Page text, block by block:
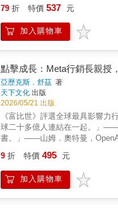
Herman「慶幸能夠跟上林郁棠
師的妙筆深層提點，更加看懂
見文字的，是會指路的人。」——
近業界的方式，帶你一次掌握網
戲行銷、AR/VR、元宇宙與數據
新增了 Google Gemini 內容，
示範解析數位行銷商機趨勢✔ 應
的圖像影音✔ 嚴選經典行銷案例
彩篇幅】🔸 網路行銷的必修黃金
攻略🔸 流量變現金的電商網站與
買氣紅不讓的影音搶錢行銷🔸
案企劃——打造集客瘋潮的遊戲
適用於對網路行銷感興趣的讀者
79 折 特價 537 元
加入購物車
點擊成長：Meta行銷長親授
亞歷克斯．舒茲 著
天下文化 出版
2026/05/21 出版
《富比世》評選全球最具影響
球二十多億人連結在一起。」
書。」——山姆．奧特曼，
驗往往也無法複製。行銷人不需
這樣的指南。作者亞歷克斯．舒
到高速擴張的關鍵轉折，深刻
9 折 特價 495 元
加入購物車